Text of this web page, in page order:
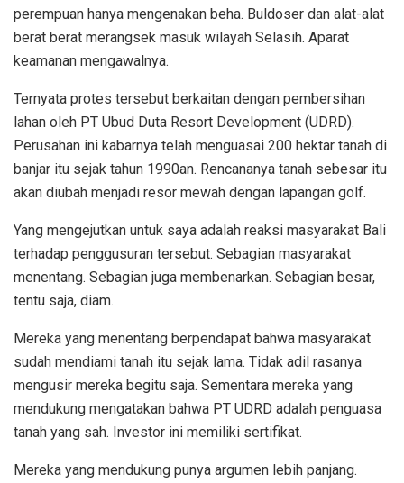
perempuan hanya mengenakan beha. Buldoser dan alat-alat
berat berat merangsek masuk wilayah Selasih. Aparat
keamanan mengawalnya.
Ternyata protes tersebut berkaitan dengan pembersihan
lahan oleh PT Ubud Duta Resort Development (UDRD).
Perusahan ini kabarnya telah menguasai 200 hektar tanah di
banjar itu sejak tahun 1990an. Rencananya tanah sebesar itu
akan diubah menjadi resor mewah dengan lapangan golf.
Yang mengejutkan untuk saya adalah reaksi masyarakat Bali
terhadap penggusuran tersebut. Sebagian masyarakat
menentang. Sebagian juga membenarkan. Sebagian besar,
tentu saja, diam.
Mereka yang menentang berpendapat bahwa masyarakat
sudah mendiami tanah itu sejak lama. Tidak adil rasanya
mengusir mereka begitu saja. Sementara mereka yang
mendukung mengatakan bahwa PT UDRD adalah penguasa
tanah yang sah. Investor ini memiliki sertifikat.
Mereka yang mendukung punya argumen lebih panjang.